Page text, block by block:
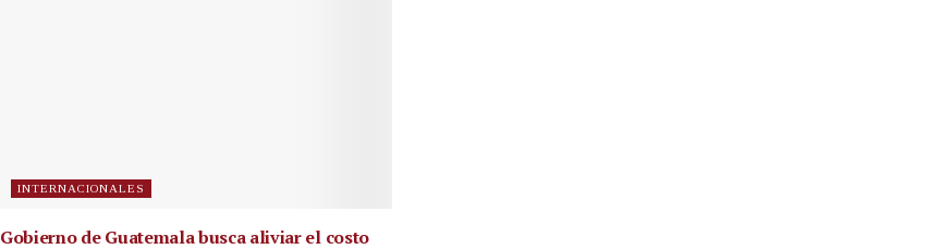
INTERNACIONALES
Gobierno de Guatemala busca aliviar el costo